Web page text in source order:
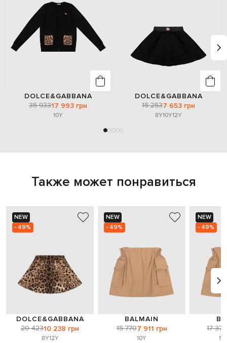
DOLCE&GABBANA
35 93317 993 грн
10Y
DOLCE&GABBANA
15 2537 653 грн
8Y10Y12Y
Также может понравиться
NEW
- 49%
DOLCE&GABBANA
20 42310 238 грн
8Y12Y
NEW
- 49%
BALMAIN
15 7707 911 грн
10Y
NEW
- 49%
17 372